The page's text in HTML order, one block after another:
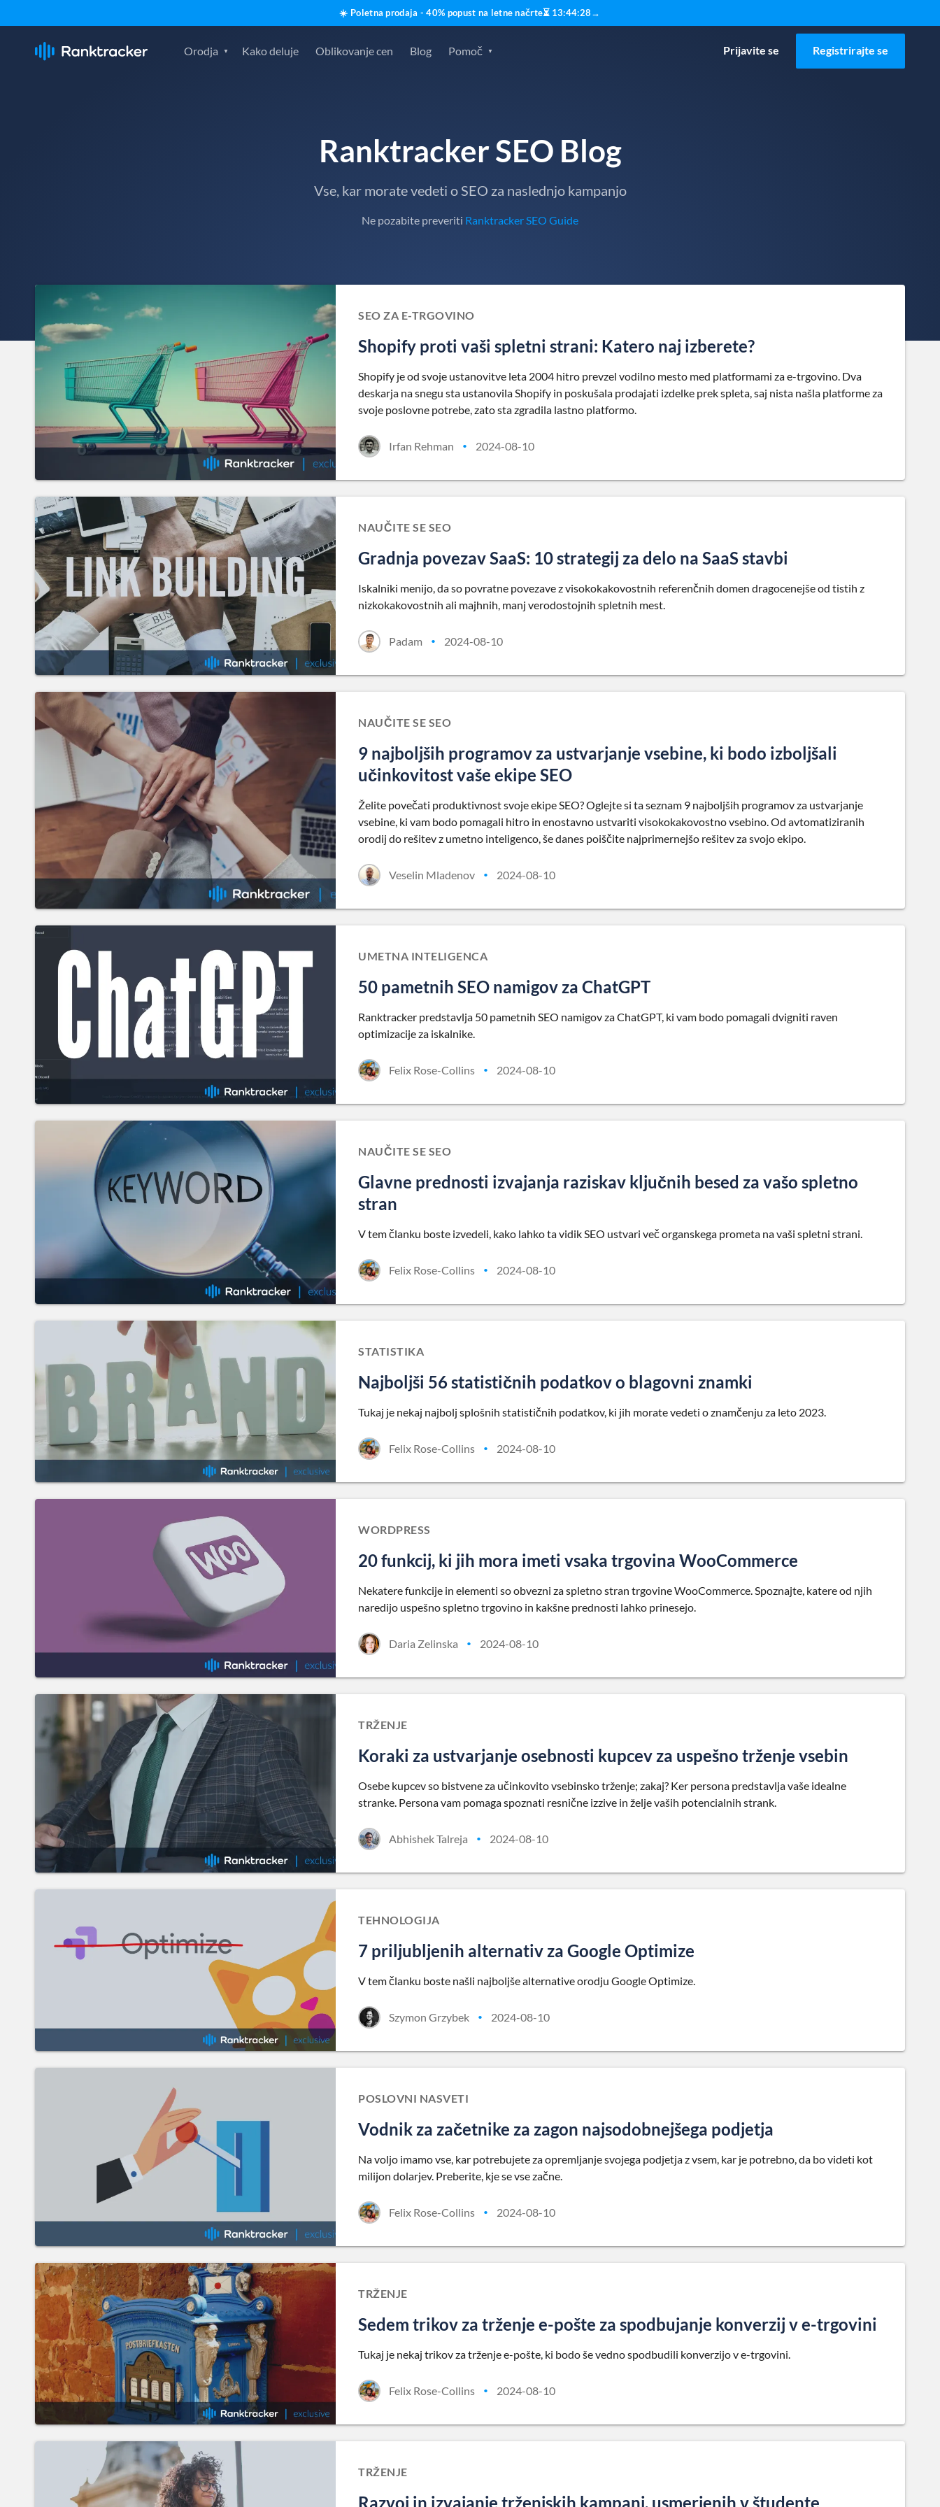
☀️ Poletna prodaja - 40% popust na letne načrte⏳ 13:44:27→
Orodja Kako deluje Oblikovanje cen Blog Pomoč Prijavite se Registrirajte se
Ranktracker SEO Blog
Vse, kar morate vedeti o SEO za naslednjo kampanjo
Ne pozabite preveriti Ranktracker SEO Guide
SEO ZA E-TRGOVINO
Shopify proti vaši spletni strani: Katero naj izberete?
Shopify je od svoje ustanovitve leta 2004 hitro prevzel vodilno mesto med platformami za e-trgovino. Dva
deskarja na snegu sta ustanovila Shopify in poskušala prodajati izdelke prek spleta, saj nista našla platforme za
svoje poslovne potrebe, zato sta zgradila lastno platformo.
Irfan Rehman • 2024-08-10
NAUČITE SE SEO
Gradnja povezav SaaS: 10 strategij za delo na SaaS stavbi
Iskalniki menijo, da so povratne povezave z visokokakovostnih referenčnih domen dragocenejše od tistih z
nizkokakovostnih ali majhnih, manj verodostojnih spletnih mest.
Padam • 2024-08-10
NAUČITE SE SEO
9 najboljših programov za ustvarjanje vsebine, ki bodo izboljšali
učinkovitost vaše ekipe SEO
Želite povečati produktivnost svoje ekipe SEO? Oglejte si ta seznam 9 najboljših programov za ustvarjanje
vsebine, ki vam bodo pomagali hitro in enostavno ustvariti visokokakovostno vsebino. Od avtomatiziranih
orodij do rešitev z umetno inteligenco, še danes poiščite najprimernejšo rešitev za svojo ekipo.
Veselin Mladenov • 2024-08-10
UMETNA INTELIGENCA
50 pametnih SEO namigov za ChatGPT
Ranktracker predstavlja 50 pametnih SEO namigov za ChatGPT, ki vam bodo pomagali dvigniti raven
optimizacije za iskalnike.
Felix Rose-Collins • 2024-08-10
NAUČITE SE SEO
Glavne prednosti izvajanja raziskav ključnih besed za vašo spletno
stran
V tem članku boste izvedeli, kako lahko ta vidik SEO ustvari več organskega prometa na vaši spletni strani.
Felix Rose-Collins • 2024-08-10
STATISTIKA
Najboljši 56 statističnih podatkov o blagovni znamki
Tukaj je nekaj najbolj splošnih statističnih podatkov, ki jih morate vedeti o znamčenju za leto 2023.
Felix Rose-Collins • 2024-08-10
WORDPRESS
20 funkcij, ki jih mora imeti vsaka trgovina WooCommerce
Nekatere funkcije in elementi so obvezni za spletno stran trgovine WooCommerce. Spoznajte, katere od njih
naredijo uspešno spletno trgovino in kakšne prednosti lahko prinesejo.
Daria Zelinska • 2024-08-10
TRŽENJE
Koraki za ustvarjanje osebnosti kupcev za uspešno trženje vsebin
Osebe kupcev so bistvene za učinkovito vsebinsko trženje; zakaj? Ker persona predstavlja vaše idealne
stranke. Persona vam pomaga spoznati resnične izzive in želje vaših potencialnih strank.
Abhishek Talreja • 2024-08-10
TEHNOLOGIJA
7 priljubljenih alternativ za Google Optimize
V tem članku boste našli najboljše alternative orodju Google Optimize.
Szymon Grzybek • 2024-08-10
POSLOVNI NASVETI
Vodnik za začetnike za zagon najsodobnejšega podjetja
Na voljo imamo vse, kar potrebujete za opremljanje svojega podjetja z vsem, kar je potrebno, da bo videti kot
milijon dolarjev. Preberite, kje se vse začne.
Felix Rose-Collins • 2024-08-10
TRŽENJE
Sedem trikov za trženje e-pošte za spodbujanje konverzij v e-trgovini
Tukaj je nekaj trikov za trženje e-pošte, ki bodo še vedno spodbudili konverzijo v e-trgovini.
Felix Rose-Collins • 2024-08-10
TRŽENJE
Razvoj in izvajanje trženjskih kampanj, usmerjenih v študente